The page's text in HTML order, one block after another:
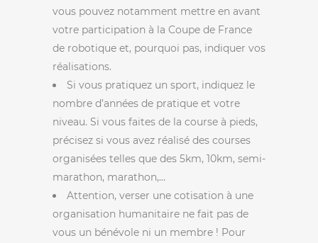
vous pouvez notamment mettre en avant
votre participation à la Coupe de France
de robotique et, pourquoi pas, indiquer vos
réalisations.
Si vous pratiquez un sport, indiquez le
nombre d’années de pratique et votre
niveau. Si vous faites de la course à pieds,
précisez si vous avez réalisé des courses
organisées telles que des 5km, 10km, semi-
marathon, marathon,…
Attention, verser une cotisation à une
organisation humanitaire ne fait pas de
vous un bénévole ni un membre ! Pour